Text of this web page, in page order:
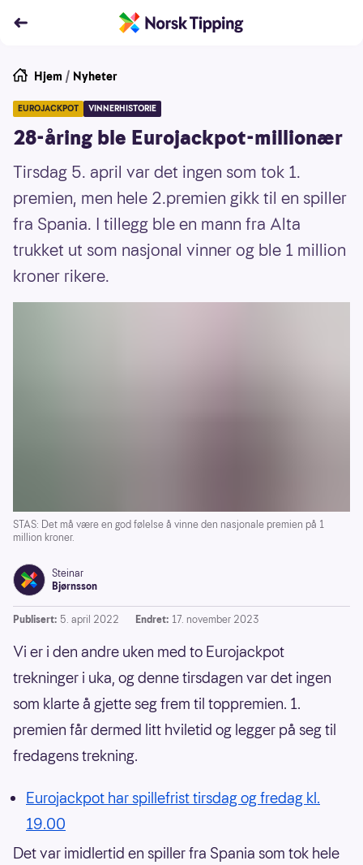
Hjem / Nyheter
EUROJACKPOT VINNERHISTORIE
28-åring ble Eurojackpot-millionær
Tirsdag 5. april var det ingen som tok 1.
premien, men hele 2.premien gikk til en spiller
fra Spania. I tillegg ble en mann fra Alta
trukket ut som nasjonal vinner og ble 1 million
kroner rikere.
STAS: Det må være en god følelse å vinne den nasjonale premien på 1
million kroner.
Steinar
Bjørnsson
Publisert: 5. april 2022 Endret: 17. november 2023
Vi er i den andre uken med to Eurojackpot
trekninger i uka, og denne tirsdagen var det ingen
som klarte å gjette seg frem til toppremien. 1.
premien får dermed litt hviletid og legger på seg til
fredagens trekning.
Eurojackpot har spillefrist tirsdag og fredag kl.
19.00
Det var imidlertid en spiller fra Spania som tok hele